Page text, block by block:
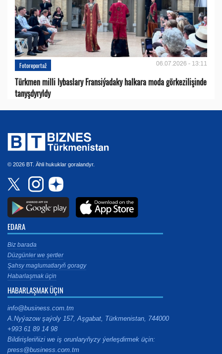
Fotoreportaž 06.07.2026 - 13:11
Türkmen milli lybaslary Fransiýadaky halkara moda görkezilişinde
tanyşdyryldy
© 2026 BT. Ähli hukuklar goralandyr.
EDARA
Biz barada
Düzgünler we şertler
Şahsy maglumatlaryň goragy
Habarlaşmak üçin
HABARLAŞMAK ÜÇIN
info@business.com.tm
A.Nyýazow şaýoly 157, Aşgabat, Türkmenistan, 744000
+993 61 89 14 98
Bildirişleriňizi we iş orunlaryňyzy ýerleşdirmek üçin:
press@business.com.tm